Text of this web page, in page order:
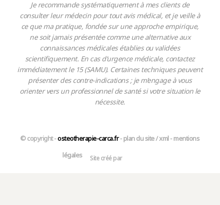
Je recommande systématiquement à mes clients de
consulter leur médecin pour tout avis médical, et je veille à
ce que ma pratique, fondée sur une approche empirique,
ne soit jamais présentée comme une alternative aux
connaissances médicales établies ou validées
scientifiquement. En cas d’urgence médicale, contactez
immédiatement le 15 (SAMU). Certaines techniques peuvent
présenter des contre-indications ; je m’engage à vous
orienter vers un professionnel de santé si votre situation le
nécessite.
© copyright -osteotherapie-carca.fr-plan du site/xml-mentions
légales
Site créé par